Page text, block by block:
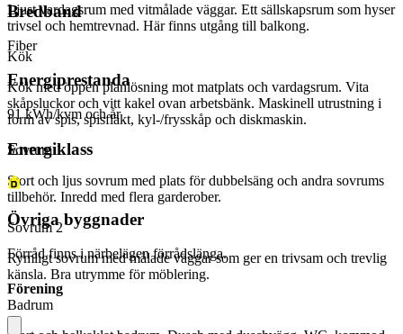
Ljust vardagsrum med vitmålade väggar. Ett sällskapsrum som hyser
trivsel och hemtrevnad. Här finns utgång till balkong.
Kök
Kök med öppen planlösning mot matplats och vardagsrum. Vita
skåpsluckor och vitt kakel ovan arbetsbänk. Maskinell utrustning i
form av spis, spisfläkt, kyl-/frysskåp och diskmaskin.
Sovrum 1
Stort och ljus sovrum med plats för dubbelsäng och andra sovrums
tillbehör. Inredd med flera garderober.
Sovrum 2
Rymligt sovrum med målade väggar som ger en trivsam och trevlig
känsla. Bra utrymme för möblering.
Badrum
Bredband
Fiber
Energiprestanda
91 kWh/kvm och år
Energiklass
Övriga byggnader
Förråd finns i närbelägen förrådslänga.
Förening